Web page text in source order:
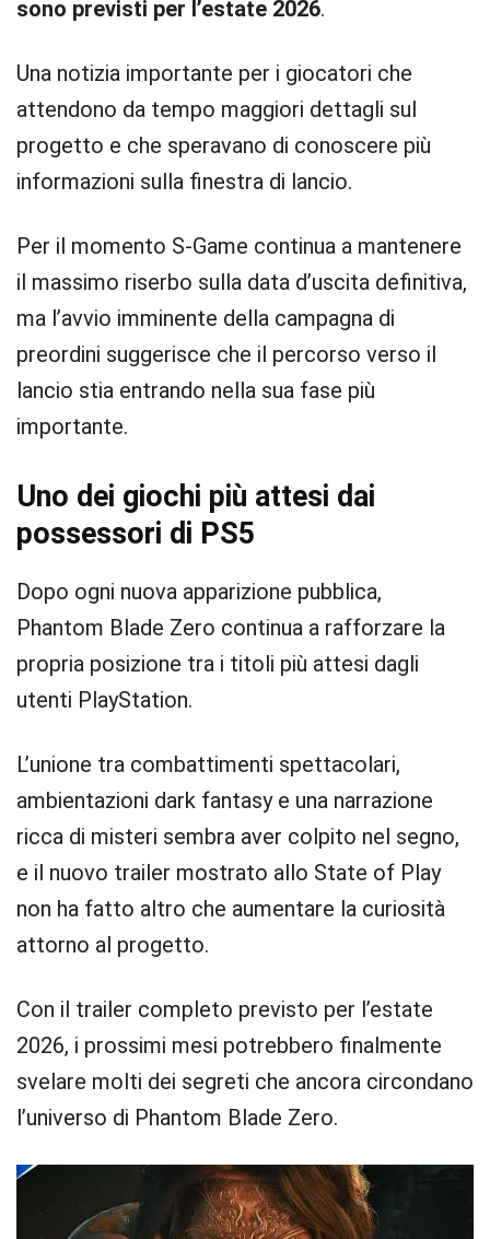
sono previsti per l’estate 2026.
Una notizia importante per i giocatori che
attendono da tempo maggiori dettagli sul
progetto e che speravano di conoscere più
informazioni sulla finestra di lancio.
Per il momento S-Game continua a mantenere
il massimo riserbo sulla data d’uscita definitiva,
ma l’avvio imminente della campagna di
preordini suggerisce che il percorso verso il
lancio stia entrando nella sua fase più
importante.
Uno dei giochi più attesi dai
possessori di PS5
Dopo ogni nuova apparizione pubblica,
Phantom Blade Zero continua a rafforzare la
propria posizione tra i titoli più attesi dagli
utenti PlayStation.
L’unione tra combattimenti spettacolari,
ambientazioni dark fantasy e una narrazione
ricca di misteri sembra aver colpito nel segno,
e il nuovo trailer mostrato allo State of Play
non ha fatto altro che aumentare la curiosità
attorno al progetto.
Con il trailer completo previsto per l’estate
2026, i prossimi mesi potrebbero finalmente
svelare molti dei segreti che ancora circondano
l’universo di Phantom Blade Zero.